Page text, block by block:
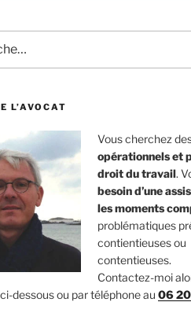
L’AVOCAT
Vous cherchez
opérationnels et
droit du travail.
besoin d’une
les moments
problématiques
contientieuses ou
contentieuses.
Contactez-moi
dessous ou par téléphone au 06